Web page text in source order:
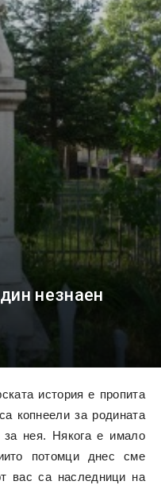
незнаен
история е пропита
копнеели за родината
нея. Някога е имало
потомци днес сме
вас са наследници на